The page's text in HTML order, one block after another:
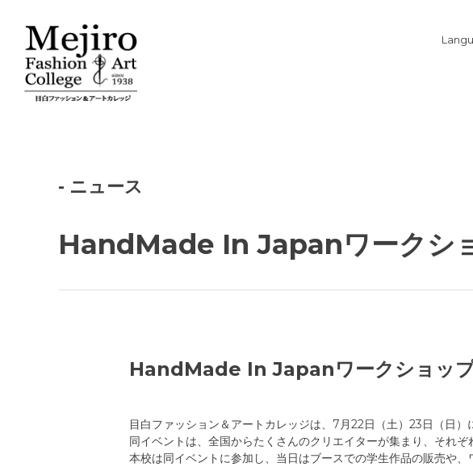
- ニュース
HandMade In Japanワークシ
HandMade In Japanワークショップ
目白ファッション＆アートカレッジは、7月22日（土）23日（日
同イベントは、全国からたくさんのクリエイターが集まり、それ
本校は同イベントに参加し、当日はブースでの学生作品の販売や